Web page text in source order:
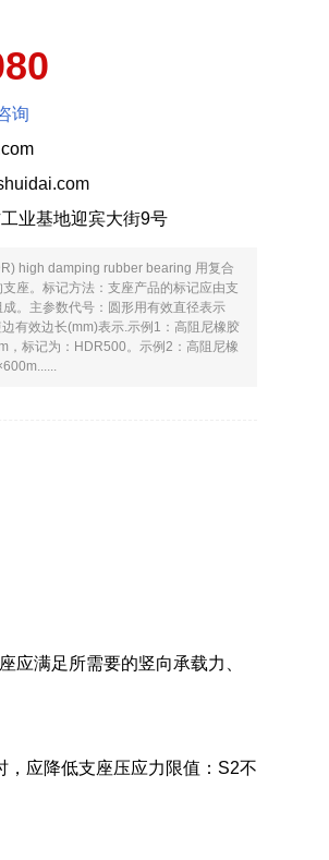
询
业基地迎宾大街9号
high damping rubber bearing 用复合
座。标记方法：支座产品的标记应由支
。主参数代号：圆形用有效直径表示
有效边长(mm)表示.示例1：高阻尼橡胶
，标记为：HDR500。示例2：高阻尼橡
应满足所需要的竖向承载力、
应降低支座压应力限值：S2不